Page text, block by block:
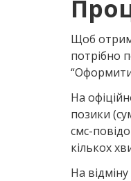
Щоб
потрібно
“Оформити
На
позики
смс-
кількох
На